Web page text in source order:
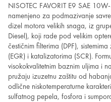
NISOTEC FAVORIT E9 SAE
namenjeno za podmazivanje
dizel motora velikih snaga, iz
Diesel), koji rade pod velikim
čestičnim filterima (DPF),
(EGR) i katalizatorima (SCR).
visokokvalitetnim baznim uljima i
pružaju izuzetnu zaštitu od
odlične niskotemperaturne
sulfatnog pepela, fosfora i